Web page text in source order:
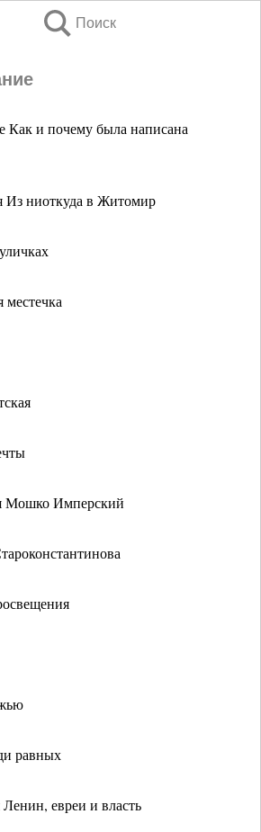
Поиск
Как и почему была написана
Из ниоткуда в Житомир
местечка
Мошко Имперский
равных
Ленин, евреи и власть